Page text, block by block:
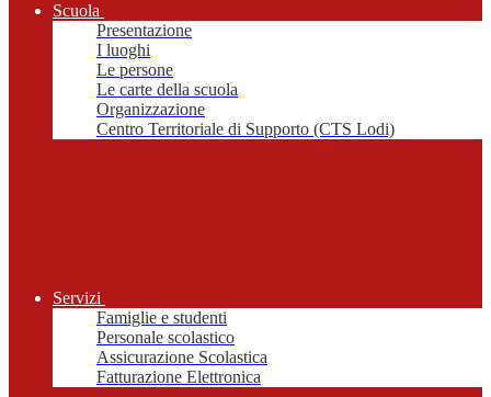
Scuola
Presentazione
I luoghi
Le persone
Le carte della scuola
Organizzazione
Centro Territoriale di Supporto (CTS Lodi)
Servizi
Famiglie e studenti
Personale scolastico
Assicurazione Scolastica
Fatturazione Elettronica